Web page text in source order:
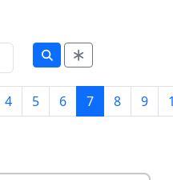
4 5 6 7 8 9